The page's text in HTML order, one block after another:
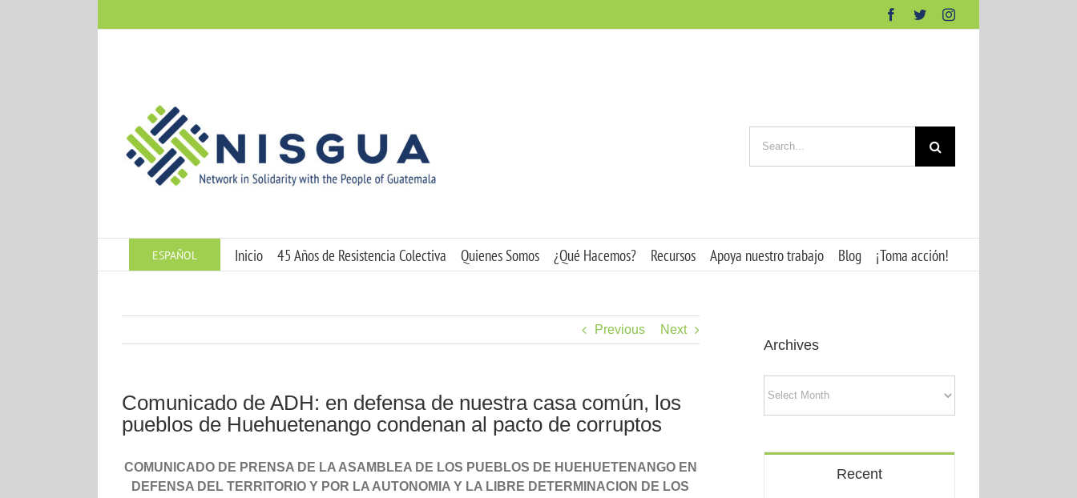
Facebook
TwitterInstagram
for:
ESPAÑOL Inicio 45 Años de Resistencia Colectiva Quienes Somos ¿Qué Hacemos? Recursos Apoya nuestro trabajo Blog ¡Toma acción!
Previous Next
Comunicado de ADH: en defensa de nuestra casa común, los
pueblos de Huehuetenango condenan al pacto de corruptos
COMUNICADO DE PRENSA DE LA ASAMBLEA DE LOS PUEBLOS DE HUEHUETENANGO EN
DEFENSA DEL TERRITORIO Y POR LA AUTONOMIA Y LA LIBRE DETERMINACION DE LOS
Archives
Recent